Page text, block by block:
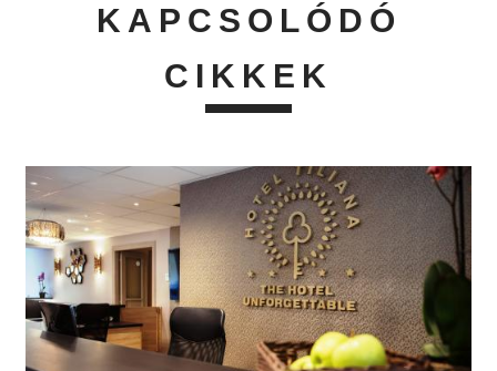
KAPCSOLÓDÓ
CIKKEK